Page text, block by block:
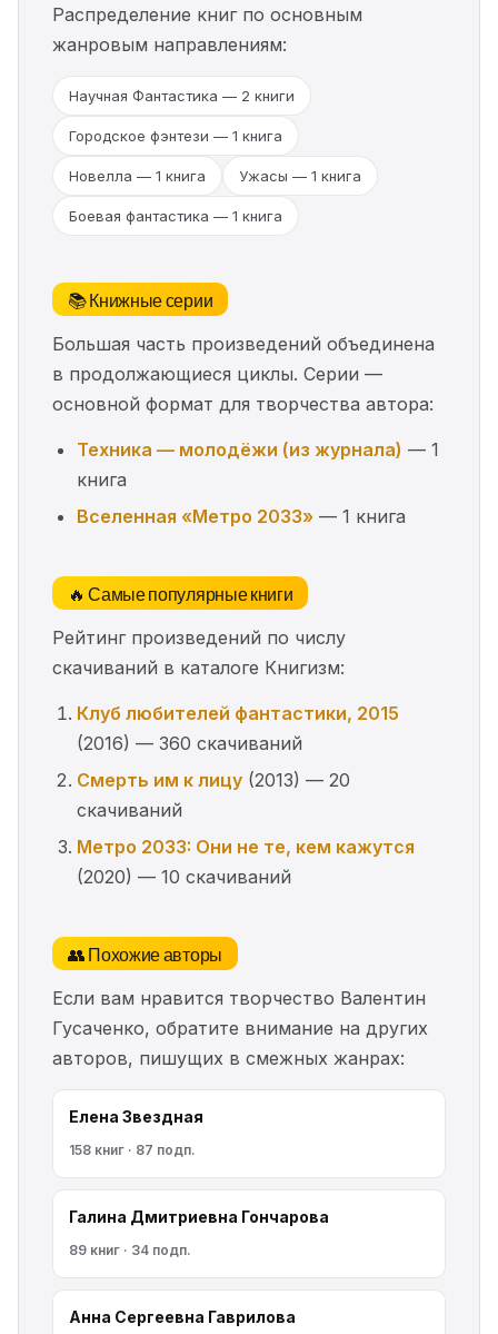
Распределение книг по основным
жанровым направлениям:
Научная Фантастика — 2 книги
Городское фэнтези — 1 книга
Новелла — 1 книга Ужасы — 1 книга
Боевая фантастика — 1 книга
📚 Книжные серии
Большая часть произведений объединена
в продолжающиеся циклы. Серии —
основной формат для творчества автора:
Техника — молодёжи (из журнала) — 1
книга
Вселенная «Метро 2033» — 1 книга
🔥 Самые популярные книги
Рейтинг произведений по числу
скачиваний в каталоге Книгизм:
Клуб любителей фантастики, 2015
(2016) — 360 скачиваний
Смерть им к лицу (2013) — 20
скачиваний
Метро 2033: Они не те, кем кажутся
(2020) — 10 скачиваний
👥 Похожие авторы
Если вам нравится творчество Валентин
Гусаченко, обратите внимание на других
авторов, пишущих в смежных жанрах:
Елена Звездная
158 книг · 87 подп.
Галина Дмитриевна Гончарова
89 книг · 34 подп.
Анна Сергеевна Гаврилова